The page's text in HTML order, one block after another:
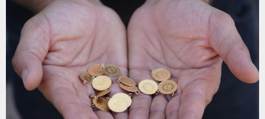
başlıklı bir yazı kaleme aldı. İşte Memiş’in...